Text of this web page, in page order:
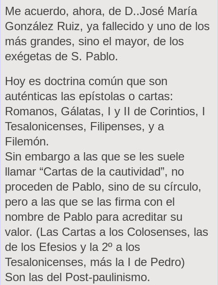
Me acuerdo, ahora, de D..José María
González Ruiz, ya fallecido y uno de los
más grandes, sino el mayor, de los
exégetas de S. Pablo.
Hoy es doctrina común que son
auténticas las epístolas o cartas:
Romanos, Gálatas, I y II de Corintios, I
Tesalonicenses, Filipenses, y a
Filemón.
Sin embargo a las que se les suele
llamar “Cartas de la cautividad”, no
proceden de Pablo, sino de su círculo,
pero a las que se las firma con el
nombre de Pablo para acreditar su
valor. (Las Cartas a los Colosenses, las
de los Efesios y la 2º a los
Tesalonicenses, más la I de Pedro)
Son las del Post-paulinismo.